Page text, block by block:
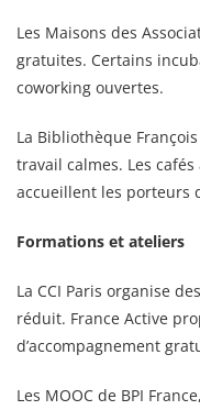
Les Maisons des
gratuites. Certains
coworking ouvertes.
La Bibliothèque
travail calmes. Les
accueillent les porteurs
Formations et ateliers
La CCI Paris organise
réduit. France Active
d’accompagnement
Les MOOC de BPI